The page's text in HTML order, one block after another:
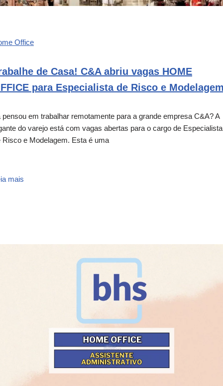
Office
de Casa! C&A abriu vagas HOME
para Especialista de Risco e
pensou em trabalhar remotamente para a grande empresa C&A? A
do varejo está com vagas abertas para o cargo de Especialista
Risco e Modelagem. Esta é uma
mais